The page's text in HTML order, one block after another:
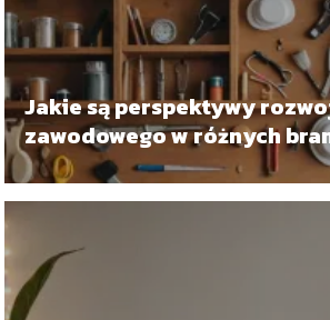
Jakie są perspektywy
zawodowego w różnych